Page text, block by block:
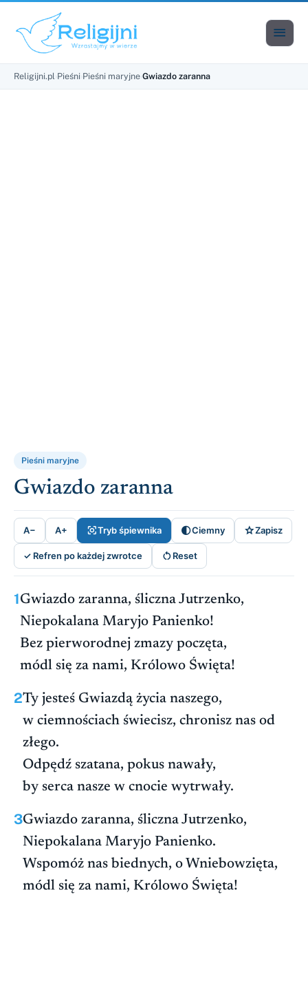

Religijni.pl›Pieśni›Pieśni maryjne›Gwiazdo zaranna
Pieśni maryjne
Gwiazdo zaranna
A− A+ Tryb śpiewnika Ciemny Zapisz
✓ Refren po każdej zwrotce Reset
1Gwiazdo zaranna, śliczna Jutrzenko,
Niepokalana Maryjo Panienko!
Bez pierworodnej zmazy poczęta,
módl się za nami, Królowo Święta!
2Ty jesteś Gwiazdą życia naszego,
w ciemnościach świecisz, chronisz nas od
złego.
Odpędź szatana, pokus nawały,
by serca nasze w cnocie wytrwały.
3Gwiazdo zaranna, śliczna Jutrzenko,
Niepokalana Maryjo Panienko.
Wspomóż nas biednych, o Wniebowzięta,
módl się za nami, Królowo Święta!